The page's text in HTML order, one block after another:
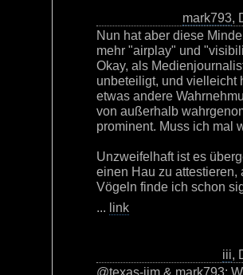
mark793,
Nun hat aber diese
mehr "airplay" und
Okay, als
unbeteiligt, und vielleicht
etwas andere
von außerhalb
prominent. Muss ich mal
Unzweifelhaft ist es
einen Hau zu attestieren,
Vögeln finde ich schon
... link
iii,
@texas-jim & mark793: